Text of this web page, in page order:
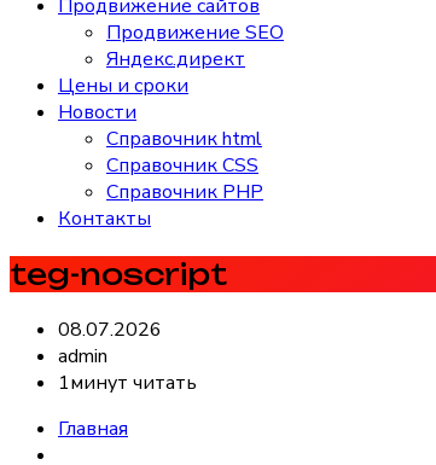
Продвижение сайтов
Продвижение SEO
Яндекс.директ
Цены и сроки
Новости
Справочник html
Справочник CSS
Справочник PHP
Контакты
teg-noscript
08.07.2026
admin
1минут читать
Главная